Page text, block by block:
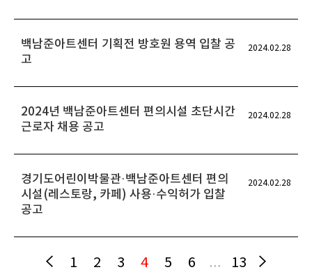
백남준아트센터 기획전 방호원 용역 입찰 공
고
2024.02.28
2024년 백남준아트센터 편의시설 초단시간
근로자 채용 공고
2024.02.28
경기도어린이박물관·백남준아트센터 편의
시설(레스토랑, 카페) 사용·수익허가 입찰
공고
2024.02.28
1 2 3 4 5 6 ... 13